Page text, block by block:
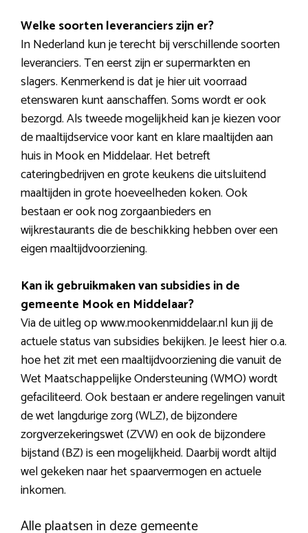
Welke soorten leveranciers zijn er?
In Nederland kun je terecht bij verschillende soorten
leveranciers. Ten eerst zijn er supermarkten en
slagers. Kenmerkend is dat je hier uit voorraad
etenswaren kunt aanschaffen. Soms wordt er ook
bezorgd. Als tweede mogelijkheid kan je kiezen voor
de maaltijdservice voor kant en klare maaltijden aan
huis in Mook en Middelaar. Het betreft
cateringbedrijven en grote keukens die uitsluitend
maaltijden in grote hoeveelheden koken. Ook
bestaan er ook nog zorgaanbieders en
wijkrestaurants die de beschikking hebben over een
eigen maaltijdvoorziening.
Kan ik gebruikmaken van subsidies in de
gemeente Mook en Middelaar?
Via de uitleg op www.mookenmiddelaar.nl kun jij de
actuele status van subsidies bekijken. Je leest hier o.a.
hoe het zit met een maaltijdvoorziening die vanuit de
Wet Maatschappelijke Ondersteuning (WMO) wordt
gefaciliteerd. Ook bestaan er andere regelingen vanuit
de wet langdurige zorg (WLZ), de bijzondere
zorgverzekeringswet (ZVW) en ook de bijzondere
bijstand (BZ) is een mogelijkheid. Daarbij wordt altijd
wel gekeken naar het spaarvermogen en actuele
inkomen.
Alle plaatsen in deze gemeente